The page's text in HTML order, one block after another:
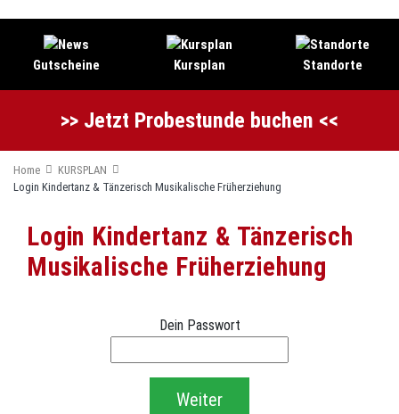
Gutscheine Kursplan Standorte
>> Jetzt Probestunde buchen <<
Home
KURSPLAN
Login Kindertanz & Tänzerisch Musikalische Früherziehung
Login Kindertanz & Tänzerisch
Musikalische Früherziehung
Dein Passwort